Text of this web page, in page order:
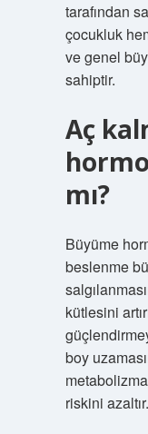
tarafından
çocukluk
ve genel
sahiptir.
Aç
mı?
Büyüme
beslenme
kütlesini
boy
riskini azaltır.